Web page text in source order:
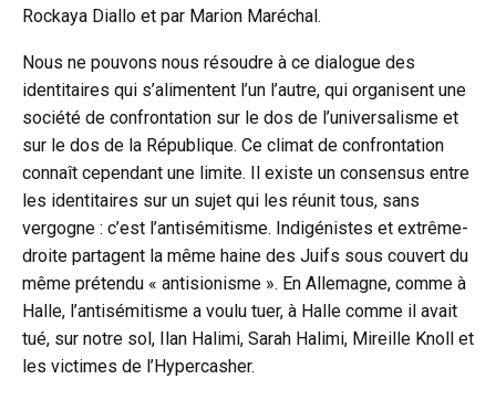
Rockaya Diallo et par Marion Maréchal.
Nous ne pouvons nous résoudre à ce dialogue des
identitaires qui s’alimentent l’un l’autre, qui organisent une
société de confrontation sur le dos de l’universalisme et
sur le dos de la République. Ce climat de confrontation
connaît cependant une limite. Il existe un consensus entre
les identitaires sur un sujet qui les réunit tous, sans
vergogne : c’est l’antisémitisme. Indigénistes et extrême-
droite partagent la même haine des Juifs sous couvert du
même prétendu « antisionisme ». En Allemagne, comme à
Halle, l’antisémitisme a voulu tuer, à Halle comme il avait
tué, sur notre sol, Ilan Halimi, Sarah Halimi, Mireille Knoll et
les victimes de l’Hypercasher.